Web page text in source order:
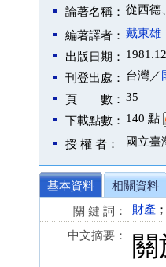
論著名稱： 從西德
編著譯者： 戴東雄
出版日期：
刊登出處： 台灣／
頁 數： 35
下載點數： 140 點
授 權 者： 國立臺
基本資料
相關資料
關 鍵 詞：
財產 ；
中文摘要：